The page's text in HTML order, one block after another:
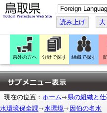
こ
の
ペ
ー
ジ
翻
訳
す
る
読み上げ 大
県外の方へ 分野で探す 組織で探す
現在の位置： ホーム 県の組織と
水環境保全課
水環境 因伯の名水